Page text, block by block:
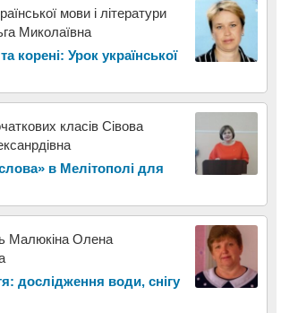
мови і літератури
Миколаївна
корені: Урок української
класів Сівова
в Мелітополі для
Малюкіна Олена
дослідження води, снігу